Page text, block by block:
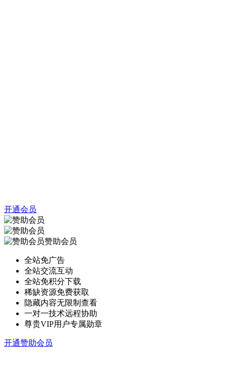
开通会员
赞助会员
全站免广告
全站交流互动
全站免积分下载
稀缺资源免费获取
隐藏内容无限制查看
一对一技术远程协助
尊贵VIP用户专属勋章
开通赞助会员